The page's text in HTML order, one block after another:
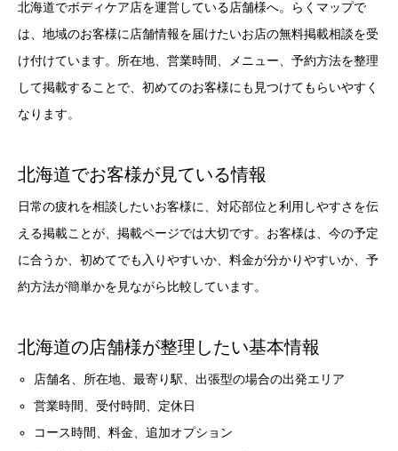
北海道でボディケア店を運営している店舗様へ。らくマップで
は、地域のお客様に店舗情報を届けたいお店の無料掲載相談を受
け付けています。所在地、営業時間、メニュー、予約方法を整理
して掲載することで、初めてのお客様にも見つけてもらいやすく
なります。
北海道でお客様が見ている情報
日常の疲れを相談したいお客様に、対応部位と利用しやすさを伝
える掲載ことが、掲載ページでは大切です。お客様は、今の予定
に合うか、初めてでも入りやすいか、料金が分かりやすいか、予
約方法が簡単かを見ながら比較しています。
北海道の店舗様が整理したい基本情報
店舗名、所在地、最寄り駅、出張型の場合の出発エリア
営業時間、受付時間、定休日
コース時間、料金、追加オプション